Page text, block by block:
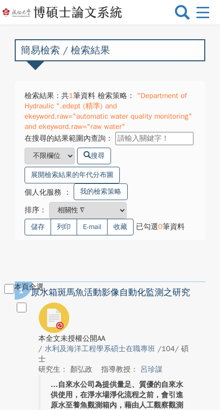
選
換
簡易檢索 / 檢索結果
檢索結果：共1筆資料 檢索策略：
"Department of
Hydraulic ".edept (精準) and
ekeyword.raw="automatic water quality monitoring"
and ekeyword.raw="raw water"
在搜尋的結果範圍內查詢：
搜尋
展開檢索結果的年代分布圖
個人化服務 ： 我的檢索策略
排序：
儲存 列印 E-mail 收藏 已勾選0筆資料
本頁全選
1 原水箱斑馬魚活動影像自動化監測之研究
本全文未授權公開AA
/ 水利及海洋工程學系碩士在職專班 /104/ 碩
士
研究生： 顏弘政
指導教授： 呂珍謀
自來水公司為提供量足、質優的自來水
供使用，在淨水場淨化流程之前，會引進
原水至養魚觀測箱內，藉由人工觀察觀測